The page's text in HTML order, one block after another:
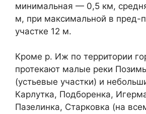
минимальная — 0,5 км,
м, при максимальной в пред-
участке 12 м.
Кроме р. Иж по территории
протекают малые реки
(устьевые участки) и
Карлутка, Подборенка,
Пазелинка, Старковка (на